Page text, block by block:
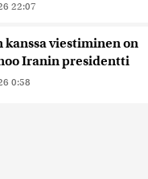
22:07
kanssa viestiminen on
Iranin presidentti
0:58